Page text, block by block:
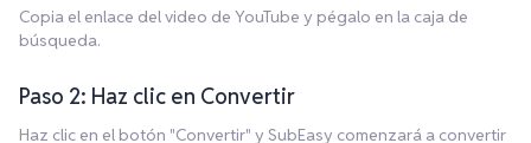
Copia el enlace del video de YouTube y pégalo en la caja de
búsqueda.
Paso 2: Haz clic en Convertir
Haz clic en el botón "Convertir" y SubEasy comenzará a convertir